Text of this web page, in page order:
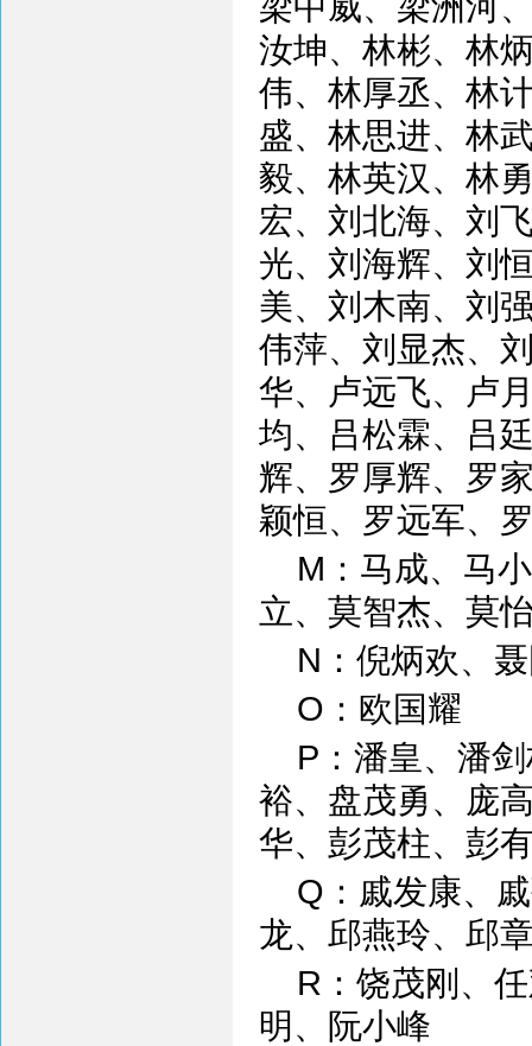
汝坤、林彬、林
伟、林厚丞、林
盛、林思进、林
毅、林英汉、林
宏、刘北海、刘
光、刘海辉、刘
美、刘木南、刘
伟萍、刘显杰、
华、卢远飞、卢
均、吕松霖、吕
辉、罗厚辉、罗
颖恒、罗远军、
M：马成、马
立、莫智杰、莫
N：倪炳欢、
O：欧国耀
P：潘皇、潘
裕、盘茂勇、庞
华、彭茂柱、彭
Q：戚发康、
龙、邱燕玲、邱
R：饶茂刚、
明、阮小峰